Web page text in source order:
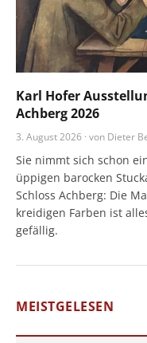
Karl Hofer
Achberg 2026
3. August 2026 · von Dieter
Sie nimmt sich schon
üppigen barocken
Schloss Achberg: Die
kreidigen Farben ist
gefällig.
MEISTGELESEN